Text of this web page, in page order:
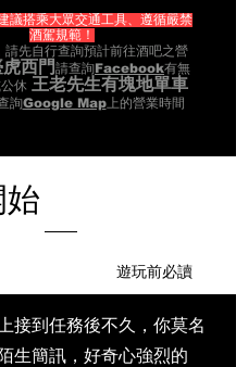
議搭乘大眾交通工具、遵循嚴禁
酒駕規範！
請先自行查詢預計前往酒吧之營
西門請查詢Facebook有無
休 王老先生有塊地單車
詢Google Map上的營業時間
遊玩前必讀
接到任務後不久，你莫名
生簡訊，好奇心強烈的